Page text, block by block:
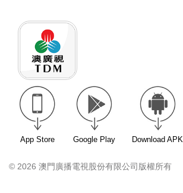
App Store Google Play Download APK
© 2026 澳門廣播電視股份有限公司版權所有